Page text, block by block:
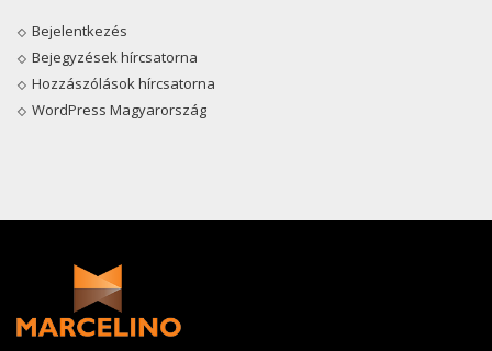
Bejelentkezés
Bejegyzések hírcsatorna
Hozzászólások hírcsatorna
WordPress Magyarország